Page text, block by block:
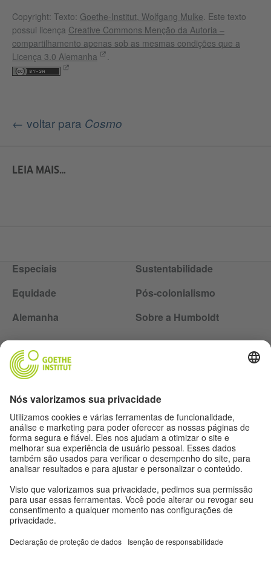
Copyright: Texto: Goethe-Institut, Wolfgang Mulke . Este texto
possui licença Creative Commons Menção da Autoria –
compartilhamento apenas sob as mesmas condições que a
Licença 3.0 Alemanha
← voltar para Cosmo
LEIA MAIS…
Especiais
Sustentabilidade
Equidade
Pós-colonialismo
Alemanha
Sobre a Humboldt
Expediente
Proteção de dados
Termos de uso
Proteção de dados
Siga a revista Humboldt nas redes sociais
Outras publicações do Goethe-Institut